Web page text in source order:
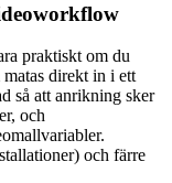
praktiskt om du
direkt in i ett
så att anrikning sker
och
och färre